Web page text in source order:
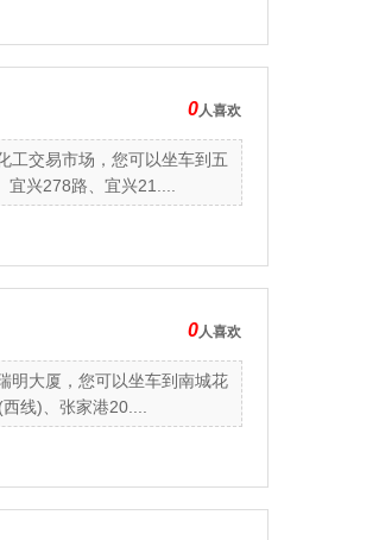
0人喜欢
工交易市场，您可以坐车到五
兴278路、宜兴21....
0人喜欢
明大厦，您可以坐车到南城花
线)、张家港20....